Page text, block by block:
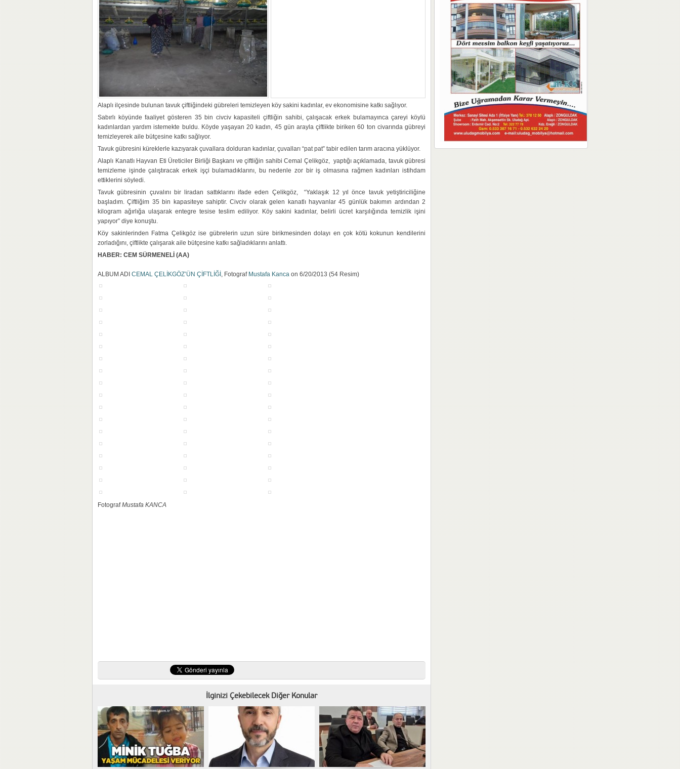
Alaplı ilçesinde bulunan tavuk çiftliğindeki gübreleri temizleyen köy sakini kadınlar, ev ekonomisine katkı sağlıyor.
Sabırlı köyünde faaliyet gösteren 35 bin civciv kapasiteli çiftliğin sahibi, çalışacak erkek bulamayınca çareyi köylü
kadınlardan yardım istemekte buldu. Köyde yaşayan 20 kadın, 45 gün arayla çiftlikte biriken 60 ton civarında gübreyi
temizleyerek aile bütçesine katkı sağlıyor.
Tavuk gübresini küreklerle kazıyarak çuvallara dolduran kadınlar, çuvalları “pat pat” tabir edilen tarım aracına yüklüyor.
Alaplı Kanatlı Hayvan Eti Üreticiler Birliği Başkanı ve çiftliğin sahibi Cemal Çelikgöz, yaptığı açıklamada, tavuk gübresi
temizleme işinde çalıştıracak erkek işçi bulamadıklarını, bu nedenle zor bir iş olmasına rağmen kadınları istihdam
ettiklerini söyledi.
Tavuk gübresinin çuvalını bir liradan sattıklarını ifade eden Çelikgöz, “Yaklaşık 12 yıl önce tavuk yetiştiriciliğine
başladım. Çiftliğim 35 bin kapasiteye sahiptir. Civciv olarak gelen kanatlı hayvanlar 45 günlük bakımın ardından 2
kilogram ağırlığa ulaşarak entegre tesise teslim ediliyor. Köy sakini kadınlar, belirli ücret karşılığında temizlik işini
yapıyor” diye konuştu.
Köy sakinlerinden Fatma Çelikgöz ise gübrelerin uzun süre birikmesinden dolayı en çok kötü kokunun kendilerini
zorladığını, çiftlikte çalışarak aile bütçesine katkı sağladıklarını anlattı.
HABER: CEM SÜRMENELİ (AA)
ALBUM ADI CEMAL ÇELİKGÖZ’ÜN ÇİFTLİĞİ , Fotograf Mustafa Kanca on 6/20/2013 (54 Resim)
FotografMustafa KANCA
İlginizi Çekebilecek Diğer Konular